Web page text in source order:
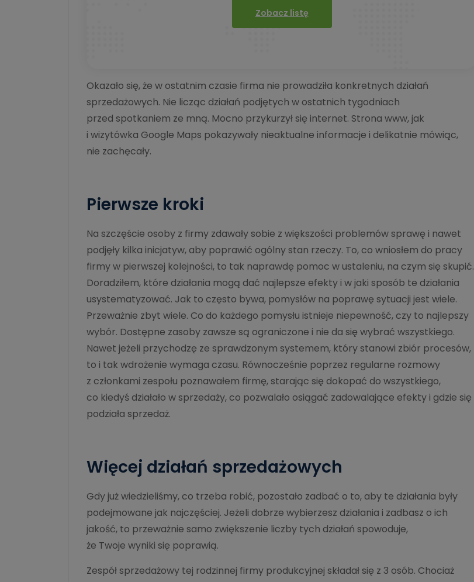
Zobacz listę
Okazało się, że w ostatnim czasie firma nie prowadziła konkretnych działań
sprzedażowych. Nie licząc działań podjętych w ostatnich tygodniach
przed spotkaniem ze mną. Mocno przykurzył się internet. Strona www, jak
i wizytówka Google Maps pokazywały nieaktualne informacje i delikatnie mówiąc,
nie zachęcały.
Pierwsze kroki
Na szczęście osoby z firmy zdawały sobie z większości problemów sprawę i nawet
podjęły kilka inicjatyw, aby poprawić ogólny stan rzeczy. To, co wniosłem do pracy
firmy w pierwszej kolejności, to tak naprawdę pomoc w ustaleniu, na czym się skupić.
Doradziłem, które działania mogą dać najlepsze efekty i w jaki sposób te działania
usystematyzować. Jak to często bywa, pomysłów na poprawę sytuacji jest wiele.
Przeważnie zbyt wiele. Co do każdego pomysłu istnieje niepewność, czy to najlepszy
wybór. Dostępne zasoby zawsze są ograniczone i nie da się wybrać wszystkiego.
Nawet jeżeli przychodzę ze sprawdzonym systemem, który stanowi zbiór procesów,
to i tak wdrożenie wymaga czasu. Równocześnie poprzez regularne rozmowy
z członkami zespołu poznawałem firmę, starając się dokopać do wszystkiego,
co kiedyś działało w sprzedaży, co pozwalało osiągać zadowalające efekty i gdzie się
podziała sprzedaż.
Więcej działań sprzedażowych
Gdy już wiedzieliśmy, co trzeba robić, pozostało zadbać o to, aby te działania były
podejmowane jak najczęściej. Jeżeli dobrze wybierzesz działania i zadbasz o ich
jakość, to przeważnie samo zwiększenie liczby tych działań spowoduje,
że Twoje wyniki się poprawią.
Zespół sprzedażowy tej rodzinnej firmy produkcyjnej składał się z 3 osób. Chociaż